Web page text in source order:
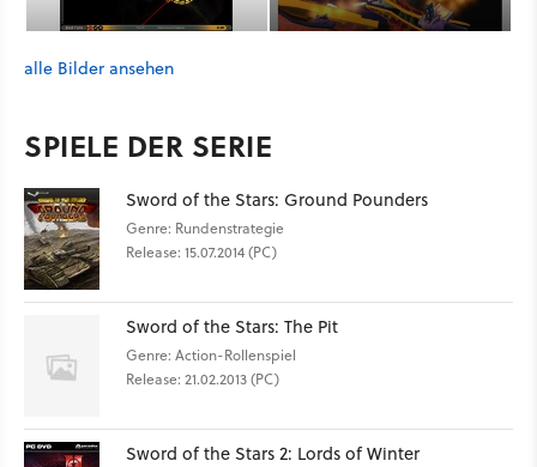
alle Bilder ansehen
SPIELE DER SERIE
Sword of the Stars: Ground Pounders
Genre: Rundenstrategie
Release: 15.07.2014 (PC)
Sword of the Stars: The Pit
Genre: Action-Rollenspiel
Release: 21.02.2013 (PC)
Sword of the Stars 2: Lords of Winter